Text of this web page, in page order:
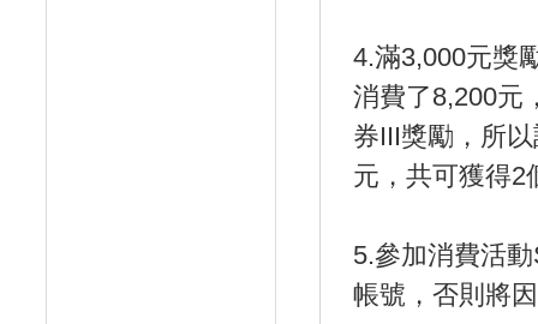
4.滿3,000元獎
消費了8,200元
券III獎勵，所
元，共可獲得2
5.參加消費活
帳號，否則將